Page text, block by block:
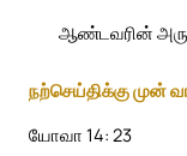
ஆண்டவரின்
நற்செய்திக்கு முன்
யோவா 14: 23